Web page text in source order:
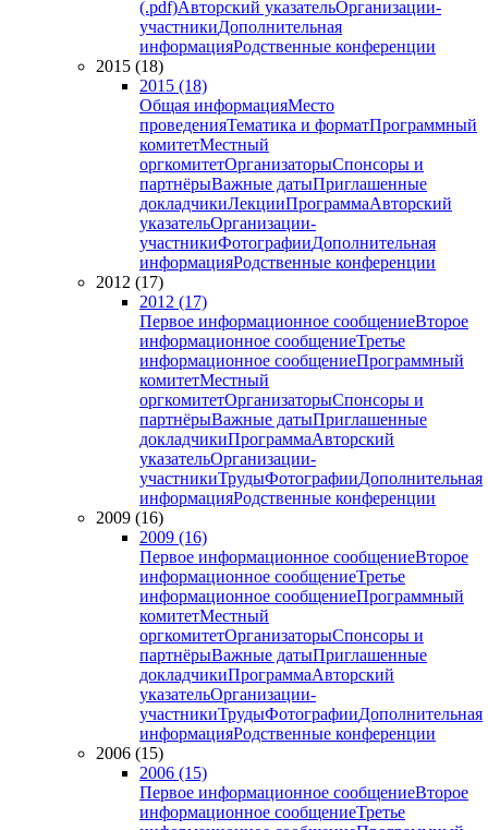
(.pdf)Авторский указательОрганизации-
участникиДополнительная
информацияРодственные конференции
2015 (18)
2015 (18)
Общая информацияМесто
проведенияТематика и форматПрограммный
комитетМестный
оргкомитетОрганизаторыСпонсоры и
партнёрыВажные датыПриглашенные
докладчикиЛекцииПрограммаАвторский
указательОрганизации-
участникиФотографииДополнительная
информацияРодственные конференции
2012 (17)
2012 (17)
Первое информационное сообщениеВторое
информационное сообщениеТретье
информационное сообщениеПрограммный
комитетМестный
оргкомитетОрганизаторыСпонсоры и
партнёрыВажные датыПриглашенные
докладчикиПрограммаАвторский
указательОрганизации-
участникиТрудыФотографииДополнительная
информацияРодственные конференции
2009 (16)
2009 (16)
Первое информационное сообщениеВторое
информационное сообщениеТретье
информационное сообщениеПрограммный
комитетМестный
оргкомитетОрганизаторыСпонсоры и
партнёрыВажные датыПриглашенные
докладчикиПрограммаАвторский
указательОрганизации-
участникиТрудыФотографииДополнительная
информацияРодственные конференции
2006 (15)
2006 (15)
Первое информационное сообщениеВторое
информационное сообщениеТретье